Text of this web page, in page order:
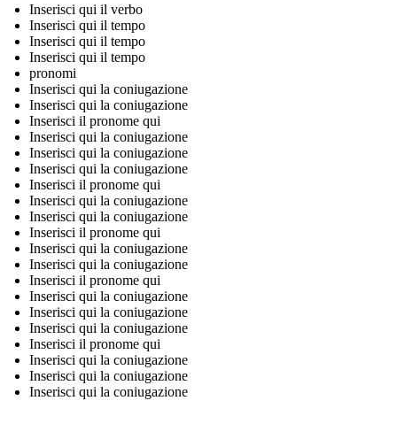
Inserisci qui il verbo
Inserisci qui il tempo
Inserisci qui il tempo
Inserisci qui il tempo
pronomi
Inserisci qui la coniugazione
Inserisci qui la coniugazione
Inserisci il pronome qui
Inserisci qui la coniugazione
Inserisci qui la coniugazione
Inserisci qui la coniugazione
Inserisci il pronome qui
Inserisci qui la coniugazione
Inserisci qui la coniugazione
Inserisci il pronome qui
Inserisci qui la coniugazione
Inserisci qui la coniugazione
Inserisci il pronome qui
Inserisci qui la coniugazione
Inserisci qui la coniugazione
Inserisci qui la coniugazione
Inserisci il pronome qui
Inserisci qui la coniugazione
Inserisci qui la coniugazione
Inserisci qui la coniugazione